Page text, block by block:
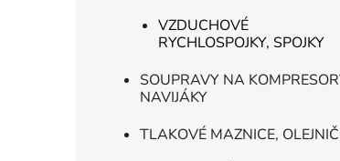
VZDUCHOVÉ
RYCHLOSPOJKY, SPOJKY
SOUPRAVY NA
NAVIJÁKY
TLAKOVÉ MAZNICE,